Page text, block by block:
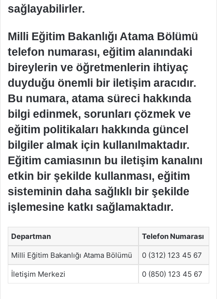
sağlayabilirler.
Milli Eğitim Bakanlığı Atama Bölümü
telefon numarası, eğitim alanındaki
bireylerin ve öğretmenlerin ihtiyaç
duyduğu önemli bir iletişim aracıdır.
Bu numara, atama süreci hakkında
bilgi edinmek, sorunları çözmek ve
eğitim politikaları hakkında güncel
bilgiler almak için kullanılmaktadır.
Eğitim camiasının bu iletişim kanalını
etkin bir şekilde kullanması, eğitim
sisteminin daha sağlıklı bir şekilde
işlemesine katkı sağlamaktadır.
Departman Telefon Numarası
Milli Eğitim Bakanlığı Atama Bölümü 0 (312) 123 45 67
İletişim Merkezi 0 (850) 123 45 67